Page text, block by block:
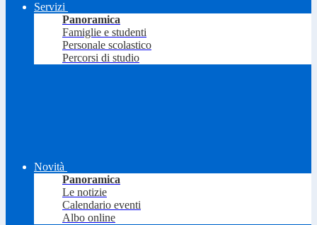
Servizi
Panoramica
Famiglie e studenti
Personale scolastico
Percorsi di studio
Novità
Panoramica
Le notizie
Calendario eventi
Albo online